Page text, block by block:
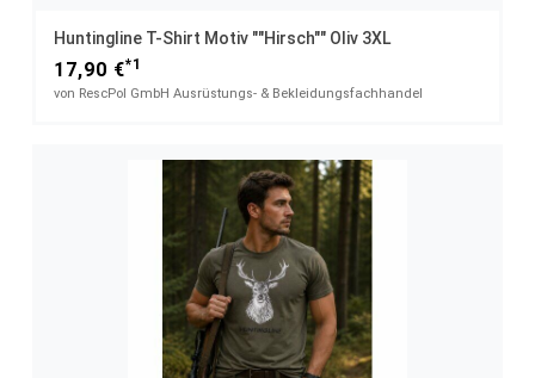
Huntingline T-Shirt Motiv ""Hirsch"" Oliv 3XL
17,90 €*1
von RescPol GmbH Ausrüstungs- & Bekleidungsfachhandel